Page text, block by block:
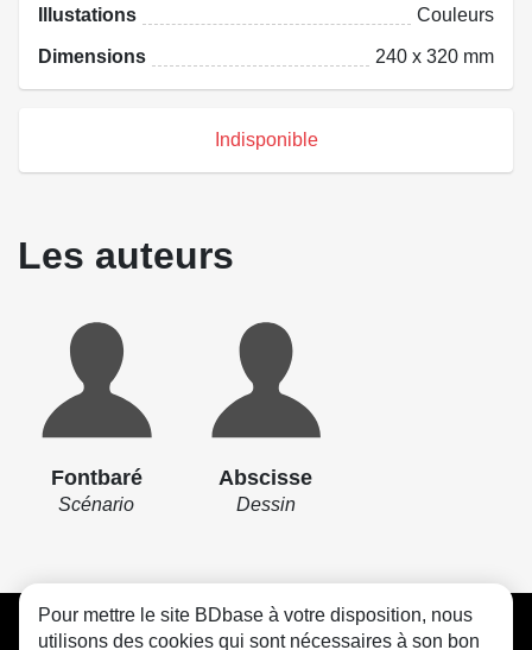
Illustations Couleurs
Dimensions 240 x 320 mm
Indisponible
Les auteurs
Fontbaré
Scénario
Abscisse
Dessin
CGU FAQ Contact Cookies
Pour mettre le site BDbase à votre disposition, nous
utilisons des cookies qui sont nécessaires à son bon